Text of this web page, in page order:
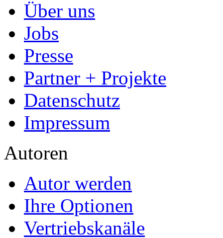
Autoren
Autor werden
Ihre Optionen
Vertriebskanäle
Premium Services
Autorenprofil
Textarten und Formate
Services für Verlage,
Premium Services